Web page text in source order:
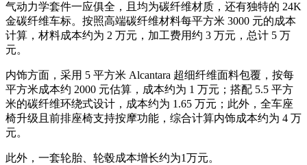
气动力学套件一应俱全，且均为碳纤维材质，还有独特的 24K
金碳纤维车标。按照高端碳纤维材料每平方米 3000 元的成本
计算，材料成本约为 2 万元，加工费用约 3 万元，总计 5 万
元。
内饰方面，采用 5 平方米 Alcantara 超细纤维面料包覆，按每
平方米成本约 2000 元估算，成本约为 1 万元；搭配 5.5 平方
米的碳纤维环绕式设计，成本约为 1.65 万元；此外，全车座
椅升级且前排座椅支持按摩功能，综合计算内饰成本约为 4 万
元。
此外，一套轮胎、轮毂成本增长约为1万元。